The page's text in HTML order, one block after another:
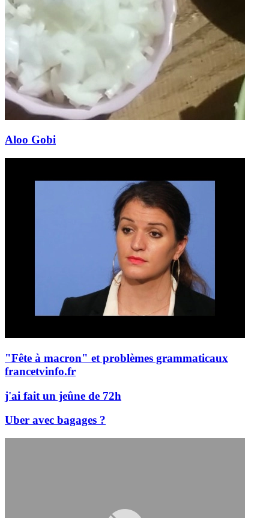
Aloo Gobi
"Fête à macron" et problèmes grammaticaux
francetvinfo.fr
j'ai fait un jeûne de 72h
Uber avec bagages ?